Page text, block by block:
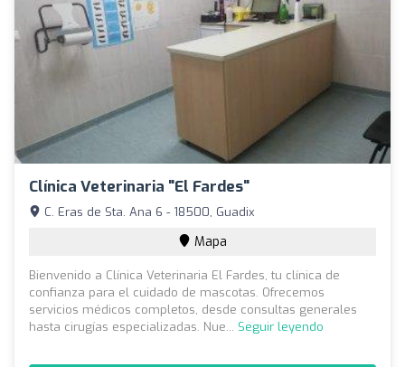
Clínica Veterinaria "El Fardes"
C. Eras de Sta. Ana 6 - 18500, Guadix
Mapa
Bienvenido a Clínica Veterinaria El Fardes, tu clínica de
confianza para el cuidado de mascotas. Ofrecemos
servicios médicos completos, desde consultas generales
hasta cirugías especializadas. Nue... Seguir leyendo